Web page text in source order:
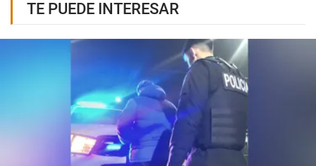
TE PUEDE INTERESAR